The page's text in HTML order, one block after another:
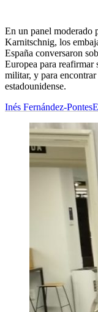
En un panel moderado
Karnitschnig, los
España conversaron
Europea para reafirmar
militar, y para
estadounidense.
Inés Fernández-Pontes